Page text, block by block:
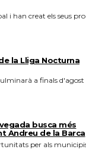
i han creat els seus
la Lliga Nocturna
a finals d'agost
busca més
Andreu de la Barca
per als